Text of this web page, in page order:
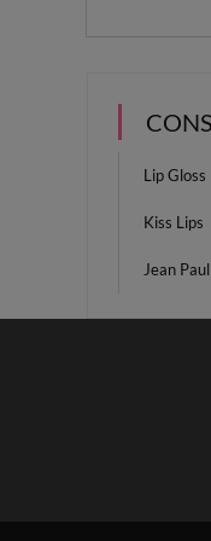
Lip Gloss
Kiss Lips
Jean